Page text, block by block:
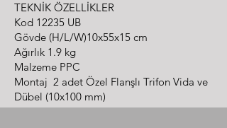
TEKNİK ÖZELLİKLER
Kod 12235 UB
Gövde (H/L/W)10x55x15 cm
Ağırlık 1.9 kg
Malzeme PPC
Montaj 2 adet Özel Flanşlı Trifon Vida ve
Dübel (10x100 mm)